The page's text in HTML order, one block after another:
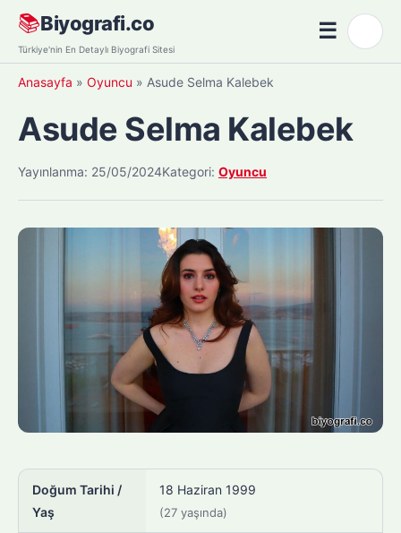
Skip
content
📚Biyografi.co
Türkiye'nin En Detaylı Biyografi Sitesi
☰Menü
Anasayfa » Oyuncu » Asude Selma Kalebek
Asude Selma Kalebek
Yayınlanma: 25/05/2024Kategori: Oyuncu
Doğum Tarihi /
Yaş
18 Haziran 1999
(27 yaşında)